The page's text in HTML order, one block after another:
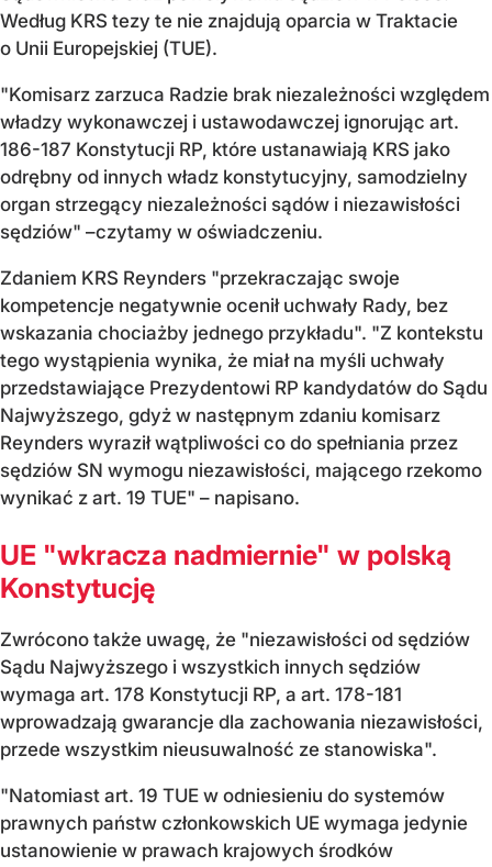
Według KRS tezy te nie znajdują oparcia w Traktacie
o Unii Europejskiej (TUE).
"Komisarz zarzuca Radzie brak niezależności względem
władzy wykonawczej i ustawodawczej ignorując art.
186-187 Konstytucji RP, które ustanawiają KRS jako
odrębny od innych władz konstytucyjny, samodzielny
organ strzegący niezależności sądów i niezawisłości
sędziów" –czytamy w oświadczeniu.
Zdaniem KRS Reynders "przekraczając swoje
kompetencje negatywnie ocenił uchwały Rady, bez
wskazania chociażby jednego przykładu". "Z kontekstu
tego wystąpienia wynika, że miał na myśli uchwały
przedstawiające Prezydentowi RP kandydatów do Sądu
Najwyższego, gdyż w następnym zdaniu komisarz
Reynders wyraził wątpliwości co do spełniania przez
sędziów SN wymogu niezawisłości, mającego rzekomo
wynikać z art. 19 TUE" – napisano.
UE "wkracza nadmiernie" w polską
Konstytucję
Zwrócono także uwagę, że "niezawisłości od sędziów
Sądu Najwyższego i wszystkich innych sędziów
wymaga art. 178 Konstytucji RP, a art. 178-181
wprowadzają gwarancje dla zachowania niezawisłości,
przede wszystkim nieusuwalność ze stanowiska".
"Natomiast art. 19 TUE w odniesieniu do systemów
prawnych państw członkowskich UE wymaga jedynie
ustanowienie w prawach krajowych środków